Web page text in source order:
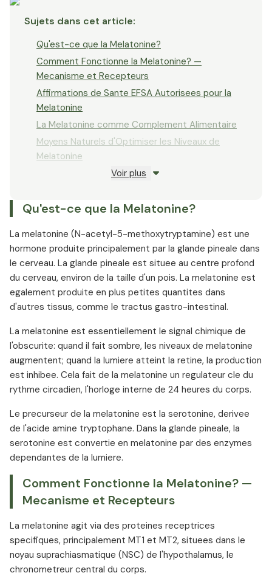
Sujets dans cet article:
Qu'est-ce que la Melatonine?
Comment Fonctionne la Melatonine? —
Mecanisme et Recepteurs
Affirmations de Sante EFSA Autorisees pour la
Melatonine
La Melatonine comme Complement Alimentaire
Moyens Naturels d'Optimiser les Niveaux de
Melatonine
Melatonine et Jet Lag
sans Affirmations Approuvees
Melatonine et Enfants
Effets Secondaires de la Melatonine
Interactions de la Melatonine
Références
Voir plus
Qu'est-ce que la Melatonine?
La melatonine (N-acetyl-5-methoxytryptamine) est une
hormone produite principalement par la glande pineale dans
le cerveau. La glande pineale est situee au centre profond
du cerveau, environ de la taille d'un pois. La melatonine est
egalement produite en plus petites quantites dans
d'autres tissus, comme le tractus gastro-intestinal.
La melatonine est essentiellement le signal chimique de
l'obscurite: quand il fait sombre, les niveaux de melatonine
augmentent; quand la lumiere atteint la retine, la production
est inhibee. Cela fait de la melatonine un regulateur cle du
rythme circadien, l'horloge interne de 24 heures du corps.
Le precurseur de la melatonine est la serotonine, derivee
de l'acide amine tryptophane. Dans la glande pineale, la
serotonine est convertie en melatonine par des enzymes
dependantes de la lumiere.
Comment Fonctionne la Melatonine? —
Mecanisme et Recepteurs
La melatonine agit via des proteines receptrices
specifiques, principalement MT1 et MT2, situees dans le
noyau suprachiasmatique (NSC) de l'hypothalamus, le
chronometreur central du corps.